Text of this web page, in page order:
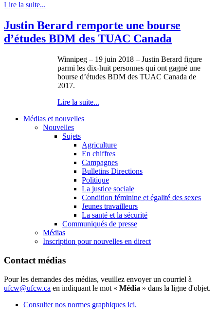
Lire la suite...
Justin Berard remporte une bourse
d’études BDM des TUAC Canada
Winnipeg – 19 juin 2018 – Justin Berard figure
parmi les dix-huit personnes qui ont gagné une
bourse d’études BDM des TUAC Canada de
2017.
Lire la suite...
Médias et nouvelles
Nouvelles
Sujets
Agriculture
En chiffres
Campagnes
Bulletins Directions
Politique
La justice sociale
Condition féminine et égalité des sexes
Jeunes travailleurs
La santé et la sécurité
Communiqués de presse
Médias
Inscription pour nouvelles en direct
Contact médias
Pour les demandes des médias, veuillez envoyer un courriel à
ufcw@ufcw.ca en indiquant le mot « Média » dans la ligne d'objet.
Consulter nos normes graphiques ici.